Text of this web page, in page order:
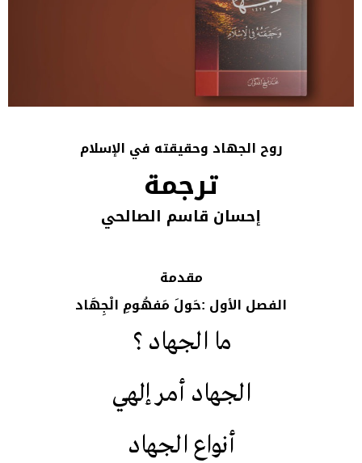
روح الجهاد وحقيقته في الإسلام
ترجمة
إحسان قاسم الصالحي
مقدمة
الفصل الأول :حَولَ مَفهُومِ الْجِهَاد
ما الجهاد ؟
الجهاد أمر إلهي
أنواع الجهاد